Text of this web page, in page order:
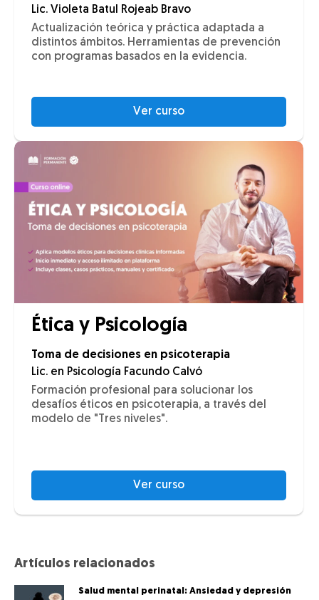
Lic. Violeta Batul Rojeab Bravo
Actualización teórica y práctica adaptada a
distintos ámbitos. Herramientas de prevención
con programas basados en la evidencia.
Ver curso
Ética y Psicología
Toma de decisiones en psicoterapia
Lic. en Psicología Facundo Calvó
Formación profesional para solucionar los
desafíos éticos en psicoterapia, a través del
modelo de "Tres niveles".
Ver curso
Artículos relacionados
Salud mental perinatal: Ansiedad y depresión